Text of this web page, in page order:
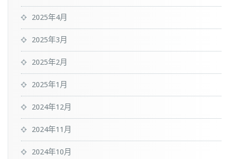
2025年4月
2025年3月
2025年2月
2025年1月
2024年12月
2024年11月
2024年10月